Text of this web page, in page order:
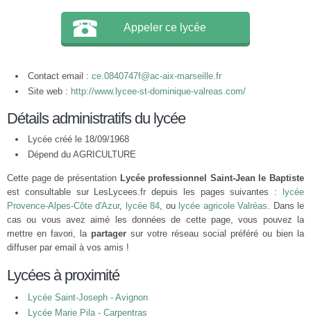
Appeler ce lycée
Contact email : ce.0840747f@ac-aix-marseille.fr
Site web : http://www.lycee-st-dominique-valreas.com/
Détails administratifs du lycée
Lycée créé le 18/09/1968
Dépend du AGRICULTURE
Cette page de présentation Lycée professionnel Saint-Jean le Baptiste
est consultable sur LesLycees.fr depuis les pages suivantes :
lycée
Provence-Alpes-Côte d'Azur, lycée 84, ou lycée agricole Valréas. Dans le
cas ou vous avez aimé les données de cette page, vous pouvez la
mettre en favori, la partager sur votre réseau social préféré ou bien la
diffuser par email à vos amis !
Lycées à proximité
Lycée Saint-Joseph - Avignon
Lycée Marie Pila - Carpentras